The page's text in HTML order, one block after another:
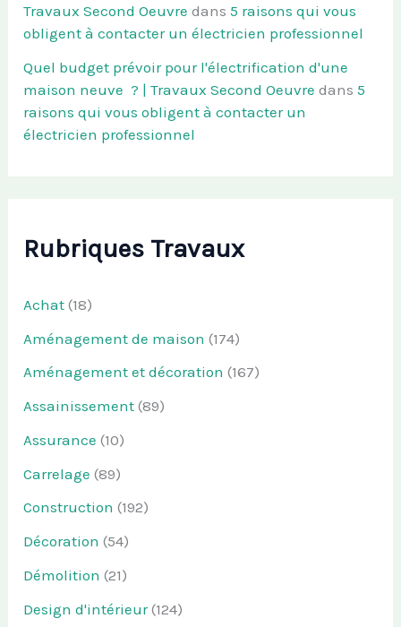
Travaux Second Oeuvre dans5 raisons qui vous
obligent à contacter un électricien professionnel
Quel budget prévoir pour l'électrification d'une
maison neuve ? | Travaux Second Oeuvre dans5
raisons qui vous obligent à contacter un
électricien professionnel
Rubriques Travaux
Achat (18)
Aménagement de maison (174)
Aménagement et décoration (167)
Assainissement (89)
Assurance (10)
Carrelage (89)
Construction (192)
Décoration (54)
Démolition (21)
Design d'intérieur(124)